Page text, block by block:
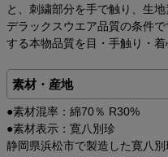
と、刺繍部分を手で触り、生
デラックスウエア品質の条件
する本物品質を目・手触り・着
素材・産地
●素材混率：綿70％ R30%
●素材表示：寛八別珍
静岡県浜松市で製造した寛八